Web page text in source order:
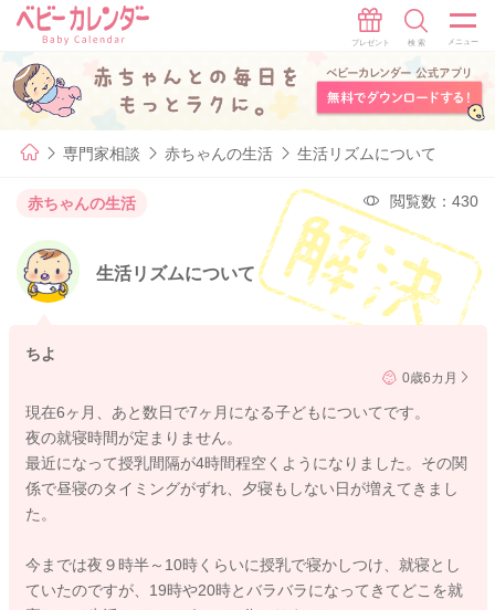
専門家相談 赤ちゃんの生活 生活リズムについて
赤ちゃんの生活 閲覧数：430
生活リズムについて
ちよ
0歳6カ月
現在6ヶ月、あと数日で7ヶ月になる子どもについてです。
夜の就寝時間が定まりません。
最近になって授乳間隔が4時間程空くようになりました。その関
係で昼寝のタイミングがずれ、夕寝もしない日が増えてきまし
た。
今までは夜９時半～10時くらいに授乳で寝かしつけ、就寝とし
ていたのですが、19時や20時とバラバラになってきてどこを就